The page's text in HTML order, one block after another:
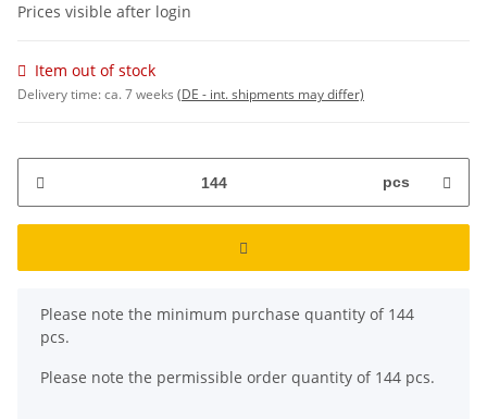
Prices visible after login
Item out of stock
Delivery time:ca. 7 weeks (DE - int. shipments may differ)
pcs
x
Please note the minimum purchase quantity of 144
pcs.
Please note the permissible order quantity of 144 pcs.